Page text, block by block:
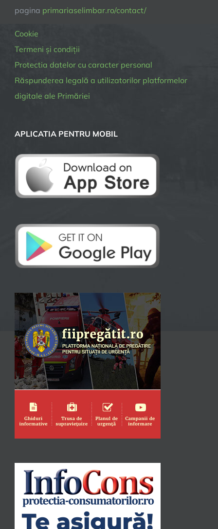
pagina primariaselimbar.ro/contact/
Cookie
Termeni și condiții
Protectia datelor cu caracter personal
Răspunderea legală a utilizatorilor platformelor
digitale ale Primăriei
APLICATIA PENTRU MOBIL